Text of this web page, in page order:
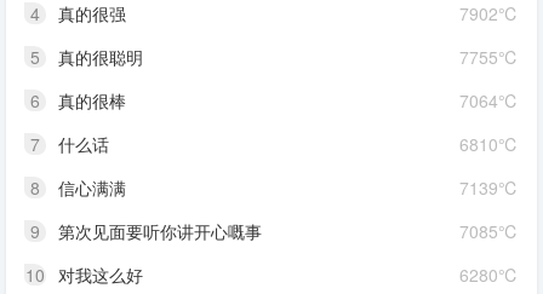
7902℃
4
真的很强
7755℃
5
真的很聪明
7064℃
6
真的很棒
6810℃
7
什么话
7139℃
8
信心满满
7085℃
9
第次见面要听你讲开心嘅事
6280℃
10 对我这么好